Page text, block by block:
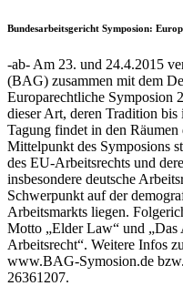
Bundesarbeitsgericht Symposion:
-ab- Am 23. und 24.4.2015
(BAG) zusammen mit dem
Europarechtliche Symposion
dieser Art, deren Tradition
Tagung findet in den
Mittelpunkt des Symposions
des EU-Arbeitsrechts und
insbesondere deutsche
Schwerpunkt auf der
Arbeitsmarkts liegen.
Motto „Elder Law“ und „Das
Arbeitsrecht“. Weitere Infos
www.BAG-Symosion.de
26361207.